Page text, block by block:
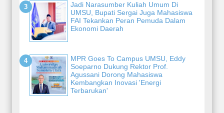
Jadi Narasumber Kuliah Umum Di
UMSU, Bupati Sergai Juga Mahasiswa
FAI Tekankan Peran Pemuda Dalam
Ekonomi Daerah
MPR Goes To Campus UMSU, Eddy
Soeparno Dukung Rektor Prof.
Agussani Dorong Mahasiswa
Kembangkan Inovasi 'Energi
Terbarukan'